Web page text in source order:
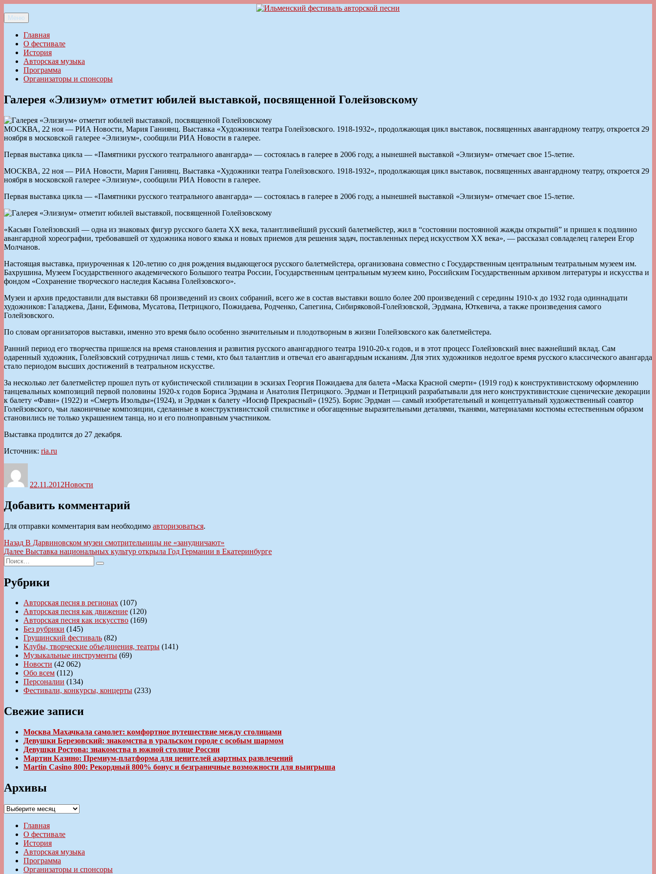
к
содержимому
Ильменский фестиваль авторской песни
Меню
Главная
О фестивале
История
Авторская музыка
Программа
Организаторы и спонсоры
Галерея «Элизиум» отметит юбилей выставкой, посвященной Голейзовскому
МОСКВА, 22 ноя — РИА Новости, Мария Ганиянц. Выставка «Художники театра Голейзовского. 1918-1932», продолжающая цикл выставок, посвященных авангардному театру, откроется 29
ноября в московской галерее «Элизиум», сообщили РИА Новости в галерее.
Первая выставка цикла — «Памятники русского театрального авангарда» — состоялась в галерее в 2006 году, а нынешней выставкой «Элизиум» отмечает свое 15-летие.
МОСКВА, 22 ноя — РИА Новости, Мария Ганиянц. Выставка «Художники театра Голейзовского. 1918-1932», продолжающая цикл выставок, посвященных авангардному театру, откроется 29
ноября в московской галерее «Элизиум», сообщили РИА Новости в галерее.
Первая выставка цикла — «Памятники русского театрального авангарда» — состоялась в галерее в 2006 году, а нынешней выставкой «Элизиум» отмечает свое 15-летие.
«Касьян Голейзовский — одна из знаковых фигур русского балета ХХ века, талантливейший русский балетмейстер, жил в “состоянии постоянной жажды открытий” и пришел к подлинно
авангардной хореографии, требовавшей от художника нового языка и новых приемов для решения задач, поставленных перед искусством ХХ века», — рассказал совладелец галереи Егор
Молчанов.
Настоящая выставка, приуроченная к 120-летию со дня рождения выдающегося русского балетмейстера, организована совместно с Государственным центральным театральным музеем им.
Бахрушина, Музеем Государственного академического Большого театра России, Государственным центральным музеем кино, Российским Государственным архивом литературы и искусства и
фондом «Сохранение творческого наследия Касьяна Голейзовского».
Музеи и архив предоставили для выставки 68 произведений из своих собраний, всего же в состав выставки вошло более 200 произведений с середины 1910-х до 1932 года одиннадцати
художников: Галаджева, Дани, Ефимова, Мусатова, Петрицкого, Пожидаева, Родченко, Сапегина, Сибиряковой-Голейзовской, Эрдмана, Юткевича, а также произведения самого
Голейзовского.
По словам организаторов выставки, именно это время было особенно значительным и плодотворным в жизни Голейзовского как балетмейстера.
Ранний период его творчества пришелся на время становления и развития русского авангардного театра 1910-20-х годов, и в этот процесс Голейзовский внес важнейший вклад. Сам
одаренный художник, Голейзовский сотрудничал лишь с теми, кто был талантлив и отвечал его авангардным исканиям. Для этих художников недолгое время русского классического авангарда
стало периодом высших достижений в театральном искусстве.
За несколько лет балетмейстер прошел путь от кубистической стилизации в эскизах Георгия Пожидаева для балета «Маска Красной смерти» (1919 год) к конструктивистскому оформлению
танцевальных композиций первой половины 1920-х годов Бориса Эрдмана и Анатолия Петрицкого. Эрдман и Петрицкий разрабатывали для него конструктивистские сценические декорации
к балету «Фавн» (1922) и «Смерть Изольды»(1924), и Эрдман к балету «Иосиф Прекрасный» (1925). Борис Эрдман — самый изобретательный и концептуальный художественный соавтор
Голейзовского, чьи лаконичные композиции, сделанные в конструктивистской стилистике и обогащенные выразительными деталями, тканями, материалами костюмы естественным образом
становились не только украшением танца, но и его полноправным участником.
Выставка продлится до 27 декабря.
Источник: ria.ru
22.11.2012Новости
Добавить комментарий
Для отправки комментария вам необходимо авторизоваться.
Навигация
по
записям
Назад Предыдущая
запись:
В Дарвиновском музеи смотрительницы не «занудничают»
Далее Следующая
Выставка национальных культур открыла Год Германии в Екатеринбурге
Искать:
Поиск
Рубрики
Авторская песня в регионах (107)
Авторская песня как движение (120)
Авторская песня как искусство (169)
Без рубрики (145)
Грушинский фестиваль (82)
Клубы, творческие объединения, театры (141)
Музыкальные инструменты (69)
Новости (42 062)
Обо всем (112)
Персоналии (134)
Фестивали, конкурсы, концерты (233)
Свежие записи
Москва Махачкала самолет: комфортное путешествие между столицами
Девушки Березовский: знакомства в уральском городе с особым шармом
Девушки Ростова: знакомства в южной столице России
Мартин Казино: Премиум-платформа для ценителей азартных развлечений
Martin Casino 800: Рекордный 800% бонус и безграничные возможности для выигрыша
Архивы
Архивы
Главная
О фестивале
История
Авторская музыка
Программа
Организаторы и спонсоры